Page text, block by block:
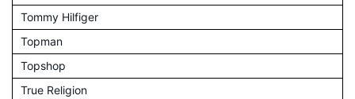
Tommy Hilfiger
Topman
Topshop
True Religion